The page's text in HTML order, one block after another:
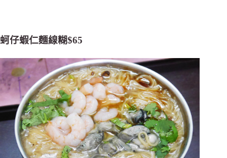
蚵仔蝦仁麵線糊$65